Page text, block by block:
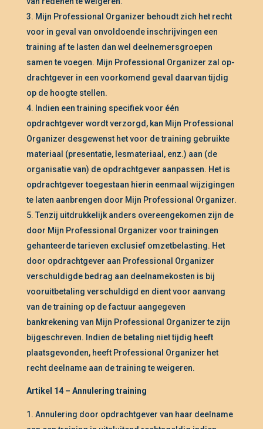
Mijn Professional Organizer behoudt zich het recht
voor in geval van onvoldoende inschrijvingen een
training af te lasten dan wel deelnemersgroepen
samen te voegen. Mijn Professional Organizer zal op-
drachtgever in een voorkomend geval daarvan tijdig
op de hoogte stellen.
Indien een training specifiek voor één
opdrachtgever wordt verzorgd, kan Mijn Professional
Organizer desgewenst het voor de training gebruikte
materiaal (presentatie, lesmateriaal, enz.) aan (de
organisatie van) de opdrachtgever aanpassen. Het is
opdrachtgever toegestaan hierin eenmaal wijzigingen
te laten aanbrengen door Mijn Professional Organizer.
Tenzij uitdrukkelijk anders overeengekomen zijn de
door Mijn Professional Organizer voor trainingen
gehanteerde tarieven exclusief omzetbelasting. Het
door opdrachtgever aan Professional Organizer
verschuldigde bedrag aan deelnamekosten is bij
vooruitbetaling verschuldigd en dient voor aanvang
van de training op de factuur aangegeven
bankrekening van Mijn Professional Organizer te zijn
bijgeschreven. Indien de betaling niet tijdig heeft
plaatsgevonden, heeft Professional Organizer het
recht deelname aan de training te weigeren.
Artikel 14 – Annulering training
Annulering door opdrachtgever van haar deelname